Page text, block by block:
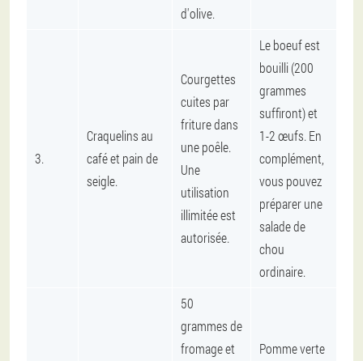
d'olive.
3.
Craquelins au
café et pain de
seigle.
Courgettes
cuites par
friture dans
une poêle.
Une
utilisation
illimitée est
autorisée.
Le boeuf est
bouilli (200
grammes
suffiront) et
1-2 œufs. En
complément,
vous pouvez
préparer une
salade de
chou
ordinaire.
50
grammes de
fromage et
Pomme verte